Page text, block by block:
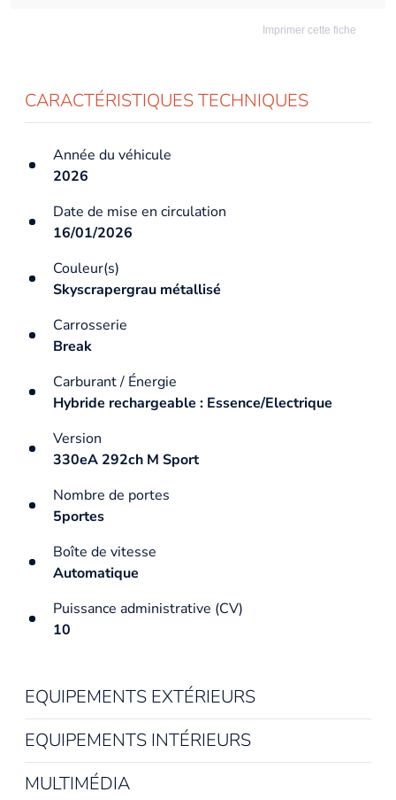
Imprimer cette fiche
CARACTÉRISTIQUES TECHNIQUES
Année du véhicule
2026
Date de mise en circulation
16/01/2026
Couleur(s)
Skyscrapergrau métallisé
Carrosserie
Break
Carburant / Énergie
Hybride rechargeable : Essence/Electrique
Version
330eA 292ch M Sport
Nombre de portes
5portes
Boîte de vitesse
Automatique
Puissance administrative (CV)
10
EQUIPEMENTS EXTÉRIEURS
EQUIPEMENTS INTÉRIEURS
MULTIMÉDIA